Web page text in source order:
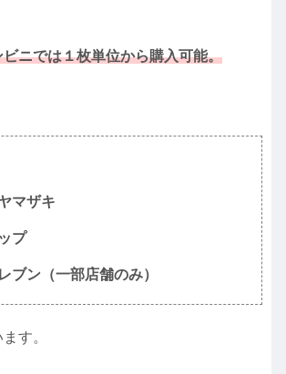
ニでは１枚単位から購入可能。
マザキ
プ
ブン（一部店舗のみ）
す。